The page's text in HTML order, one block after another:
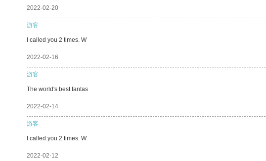
2022-02-20
游客
I called you 2 times. W
2022-02-16
游客
The world's best fantas
2022-02-14
游客
I called you 2 times. W
2022-02-12